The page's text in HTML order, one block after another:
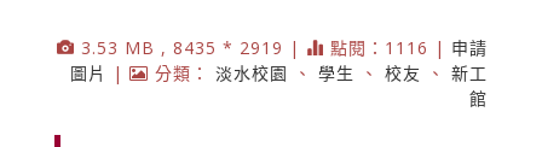
3.53 MB , 8435 * 2919 | 點閱：1116 | 申請
圖片
| 分類： 淡水校園 、 學生 、 校友 、 新工
館